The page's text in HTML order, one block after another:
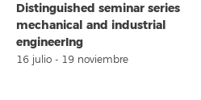
Distinguished seminar series
mechanical and industrial
engineerIng
16 julio - 19 noviembre